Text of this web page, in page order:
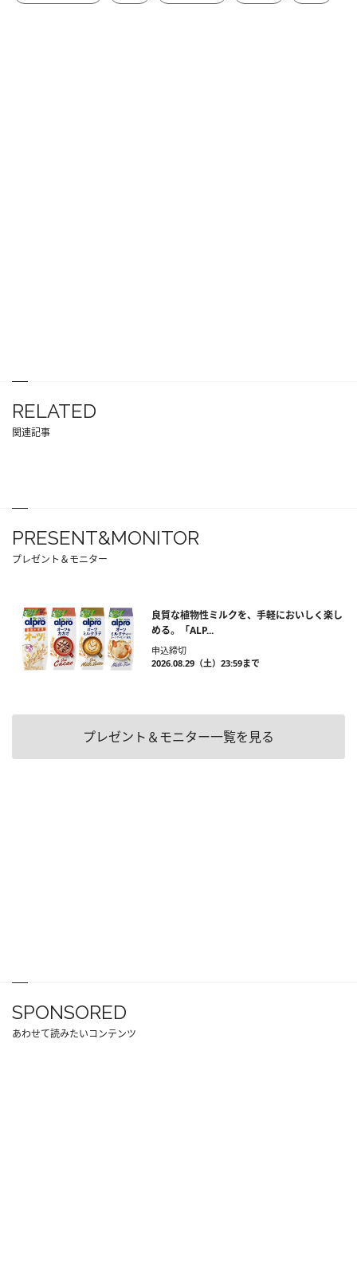
RELATED
関連記事
PRESENT&MONITOR
プレゼント＆モニター
良質な植物性ミルクを、手軽においしく楽し
める。「ALP...
申込締切
2026.08.29（土）23:59まで
プレゼント＆モニター一覧を見る
SPONSORED
あわせて読みたいコンテンツ